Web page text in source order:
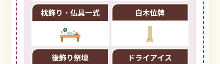
枕飾り・仏具一式 白木位牌
後飾り祭壇 ドライアイス